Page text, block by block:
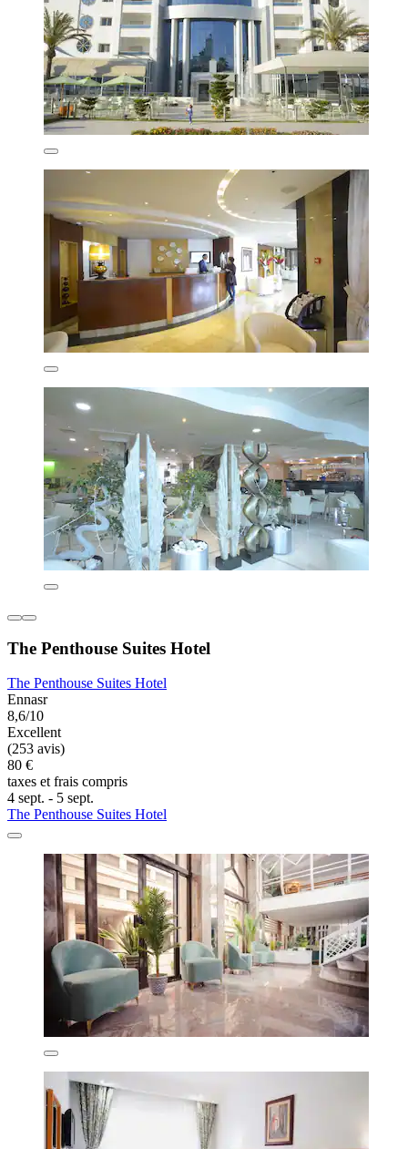
The Penthouse Suites Hotel
The Penthouse Suites Hotel
Ennasr
8,6/10
Excellent
(253 avis)
80 €
taxes et frais compris
4 sept. - 5 sept.
The Penthouse Suites Hotel